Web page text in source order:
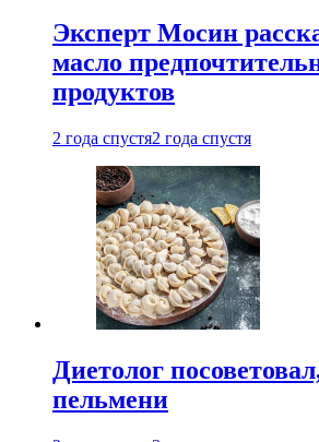
Эксперт Мосин
масло
продуктов
2 года спустя2 года спустя
Диетолог
пельмени